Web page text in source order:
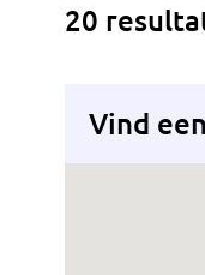
20
Vind